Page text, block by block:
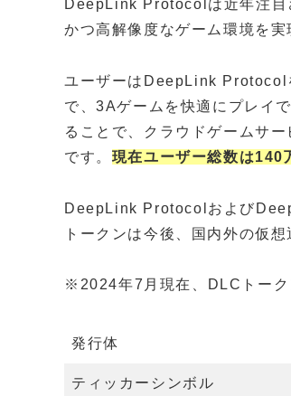
DeepLink Protocolは近年注目
かつ高解像度なゲーム環境を実
ユーザーはDeepLink Protocol
で、3Aゲームを快適にプレイ
ることで、クラウドゲームサ
です。 現在ユーザー総数は140
DeepLink Protocolおよび
トークンは今後、国内外の仮
※2024年7月現在、DLCトーク
発行体
ティッカーシンボル